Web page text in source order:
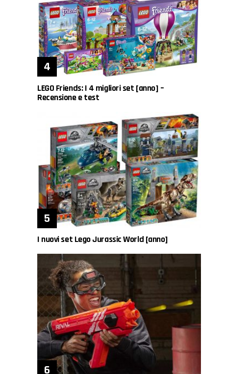
LEGO Friends: I 4 migliori set [anno] –
Recensione e test
I nuovi set Lego Jurassic World [anno]